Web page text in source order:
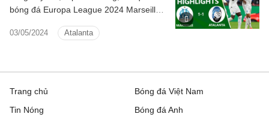
03/05/2024 Atalanta
bóng đá Europa League 2024 Marseille
Trang chủ
Tin Nóng
Bóng đá Việt Nam
Bóng đá Anh